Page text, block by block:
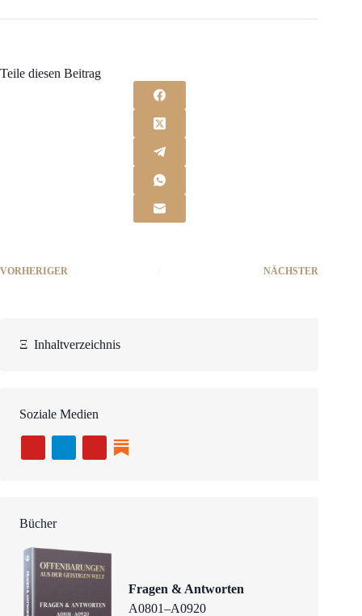
Teile diesen Beitrag
VORHERIGER NÄCHSTER
Ξ Inhaltverzeichnis
Soziale Medien
Bücher
Fragen & Antworten
A0801–A0920